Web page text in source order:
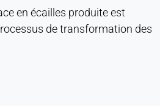
en écailles produite est
de transformation des